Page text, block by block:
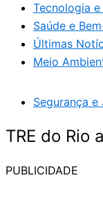
Tecnologia
Saúde e
Últimas
Meio
Segurança e
TRE do Rio
PUBLICIDADE